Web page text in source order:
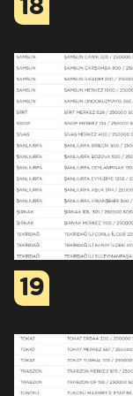
18
19